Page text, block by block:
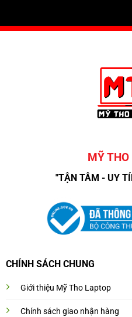
MỸ
"TẬN TÂM - UY
CHÍNH SÁCH CHUNG
Giới thiệu Mỹ Tho Laptop
Chính sách giao nhận hàng